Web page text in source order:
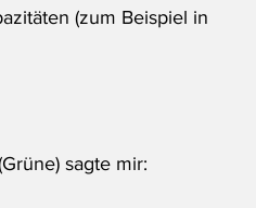
(zum Beispiel in
sagte mir: